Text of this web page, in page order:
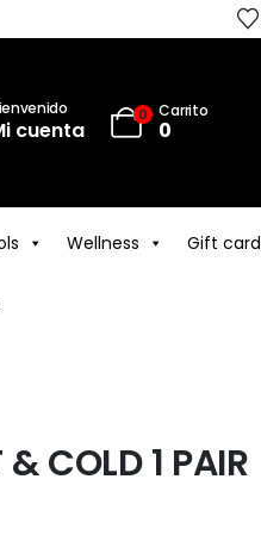
cuenta
0 Carrito
0
Wellness Gift card
COLD 1 PAIR